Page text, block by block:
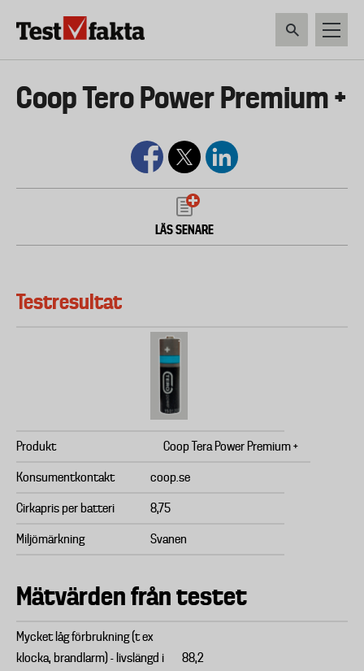
Huvudmeny
ny
Coop Tero Power Premium +
LÄS SENARE
Testresultat
Produkt Coop Tera Power Premium +
Konsumentkontakt coop.se
Cirkapris per batteri 8,75
Miljömärkning Svanen
Mätvärden från testet
Mycket låg förbrukning (t ex
klocka, brandlarm) - livslängd i
88,2